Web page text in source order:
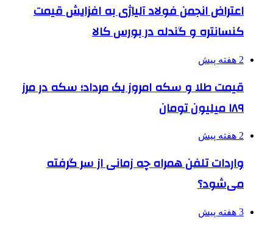
اعتراض انجمن فولاد آلیاژی به افزایش قیمت
کنسانتره و گندله در بورس کالا
2 هفته پیش
قیمت طلا و سکه امروز یک مرداد؛ سکه در مرز
۱۸۹ میلیون تومان
2 هفته پیش
واردات تلفن همراه چه زمانی از سر گرفته
می‌شود؟
3 هفته پیش